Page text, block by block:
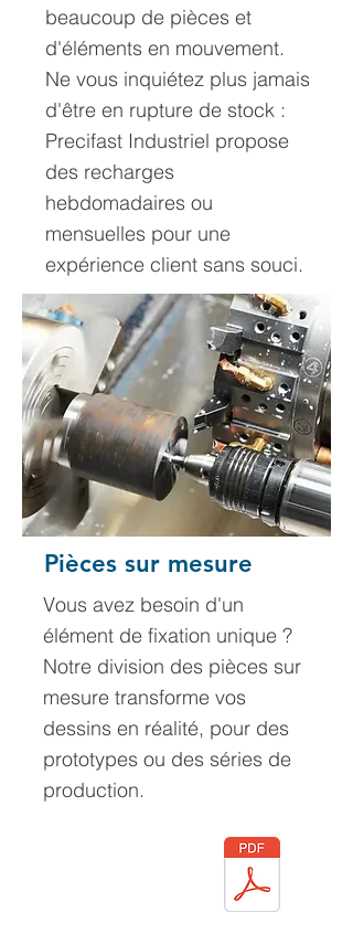
beaucoup de pièces et
d'éléments en mouvement.
Ne vous inquiétez plus jamais
d'être en rupture de stock :
Precifast Industriel propose
des recharges
hebdomadaires ou
mensuelles pour une
expérience client sans souci.
Pièces sur mesure
Vous avez besoin d'un
élément de fixation unique ?
Notre division des pièces sur
mesure transforme vos
dessins en réalité, pour des
prototypes ou des séries de
production.